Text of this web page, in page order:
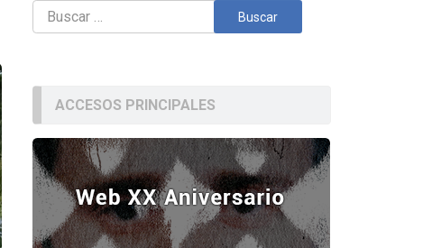
Buscar:
ACCESOS PRINCIPALES